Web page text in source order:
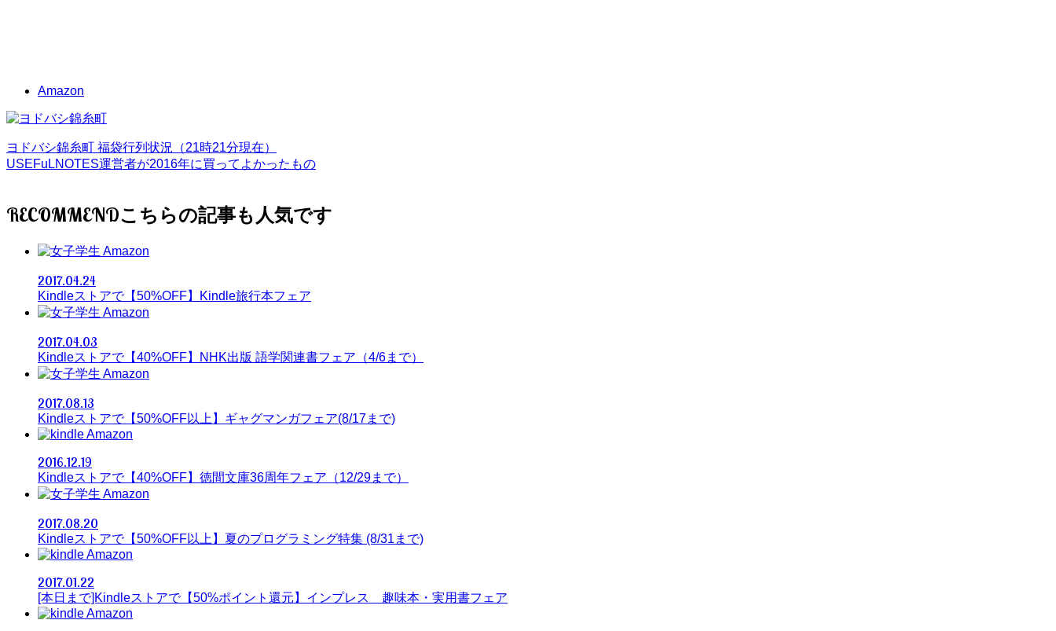
Amazon
ヨドバシ錦糸町 福袋行列状況（21時21分現在）
USEFuLNOTES運営者が2016年に買ってよかったもの
RECOMMEND
Amazon
2017.04.24
Kindleストアで【50%OFF】Kindle旅行本フェア
Amazon
2017.04.03
Kindleストアで【40%OFF】NHK出版 語学関連書フェア（4/6まで）
Amazon
2017.08.13
Kindleストアで【50%OFF以上】ギャグマンガフェア(8/17まで)
Amazon
2016.12.19
Kindleストアで【40%OFF】徳間文庫36周年フェア（12/29まで）
Amazon
2017.08.20
Kindleストアで【50%OFF以上】夏のプログラミング特集 (8/31まで)
Amazon
2017.01.22
[本日まで]Kindleストアで【50%ポイント還元】インプレス 趣味本・実用書フェア
Amazon